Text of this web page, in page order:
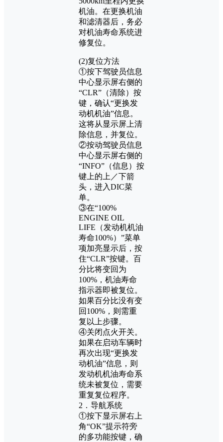
机油。在更换机油
和滤清器后，务必
对机油寿命系统进
修复位。
(2)复位方法
①按下驾驶员信息
中心显示屏右侧的
“CLR”（清除）按
键，确认“更换发
动机机油”信息。
这将从显示屏上清
除信息，并复位。
②按动驾驶员信息
中心显示屏右侧的
“INFO”（信息）按
键上的上／下箭
头，进入DIC菜
单。
③在“100%
ENGINE OIL
LIFE（发动机机油
寿命100%）”菜单
项加亮显示后，按
住“CLR”按键。百
分比将变回为
100%，机油寿命
指示器即被复位。
如果百分比没有变
回100%，则需重
复以上步骤。
④关闭点火开关。
如果在启动车辆时
再次出现“更换发
动机油”信息，则
发动机机油寿命系
统未被复位，需要
重复复位程序。
2．导航系统
①按下显示屏右上
角“OK”提示符旁
的多功能按键，确